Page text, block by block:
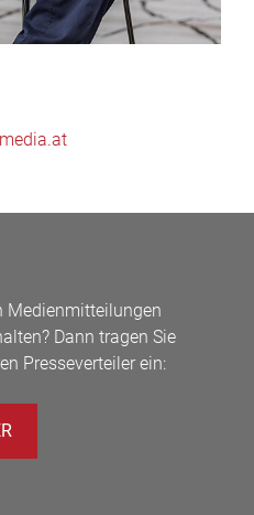
Medienmitteilungen
Dann tragen Sie
Presseverteiler ein: